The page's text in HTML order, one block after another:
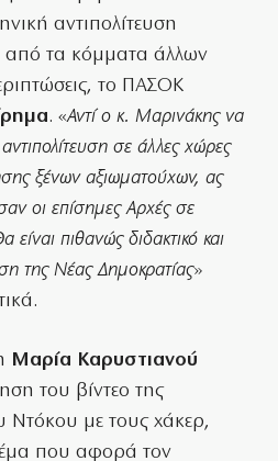
αντιπολίτευση
από τα κόμματα άλλων
το ΠΑΣΟΚ
. «Αντί ο κ. Μαρινάκης να
σε άλλες χώρες
ξένων αξιωματούχων, ας
οι επίσημες Αρχές σε
είναι πιθανώς διδακτικό και
της Νέας Δημοκρατίας»
Μαρία Καρυστιανού
του βίντεο της
Ντόκου με τους χάκερ,
που αφορά τον